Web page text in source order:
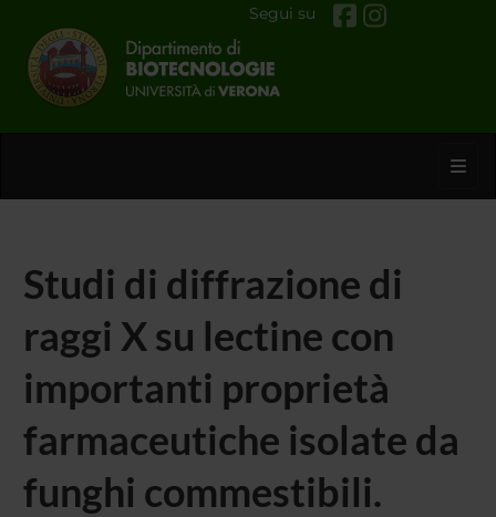
Segui su
Studi di diffrazione di
raggi X su lectine con
importanti proprietà
farmaceutiche isolate da
funghi commestibili.